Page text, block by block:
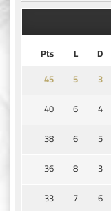
D
L
Pts
3
5
45
4
6
40
5
6
38
3
8
36
6
7
33